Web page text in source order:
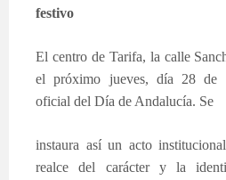
festivo
El centro de Tarifa, la calle
el próximo jueves, día 28 de
oficial del Día de Andalucía. Se
instaura así un acto
realce del carácter y la